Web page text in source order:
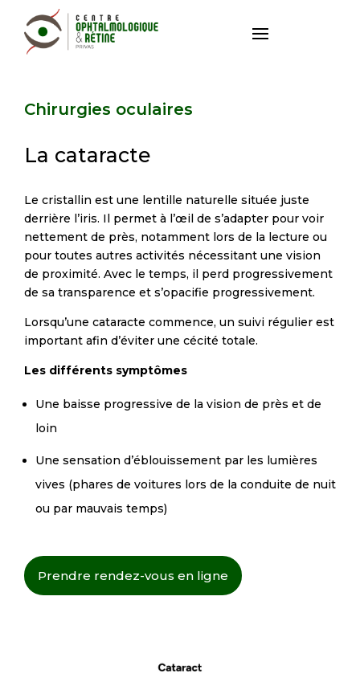
Chirurgies oculaires
La cataracte
Le cristallin est une lentille naturelle située juste
derrière l’iris. Il permet à l’œil de s’adapter pour voir
nettement de près, notamment lors de la lecture ou
pour toutes autres activités nécessitant une vision
de proximité. Avec le temps, il perd progressivement
de sa transparence et s’opacifie progressivement.
Lorsqu’une cataracte commence, un suivi régulier est
important afin d’éviter une cécité totale.
Les différents symptômes
Une baisse progressive de la vision de près et de
loin
Une sensation d’éblouissement par les lumières
vives (phares de voitures lors de la conduite de nuit
ou par mauvais temps)
Prendre rendez-vous en ligne